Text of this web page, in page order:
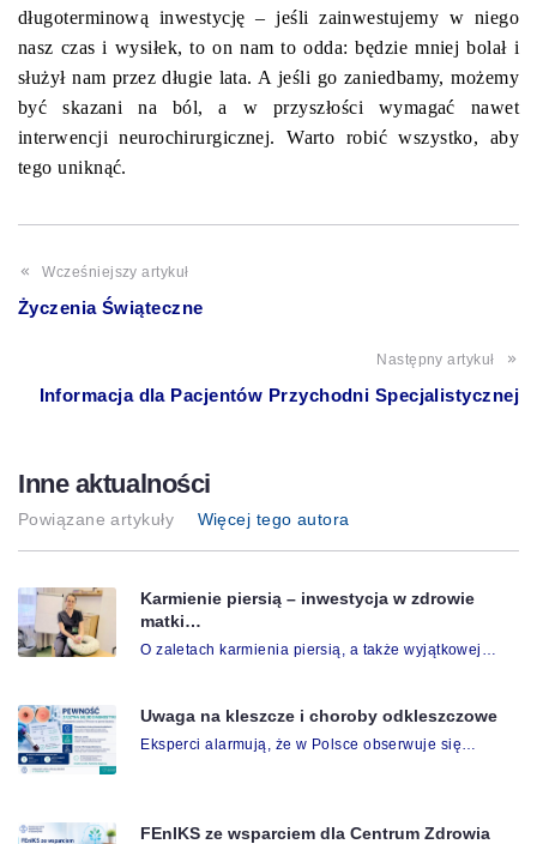
długoterminową inwestycję – jeśli zainwestujemy w niego
nasz czas i wysiłek, to on nam to odda: będzie mniej bolał i
służył nam przez długie lata. A jeśli go zaniedbamy, możemy
być skazani na ból, a w przyszłości wymagać nawet
interwencji neurochirurgicznej. Warto robić wszystko, aby
tego uniknąć.
Wcześniejszy artykuł
Życzenia Świąteczne
Następny artykuł
Informacja dla Pacjentów Przychodni Specjalistycznej
Inne aktualności
Powiązane artykuły Więcej tego autora
Karmienie piersią – inwestycja w zdrowie
matki…
O zaletach karmienia piersią, a także wyjątkowej…
Uwaga na kleszcze i choroby odkleszczowe
Eksperci alarmują, że w Polsce obserwuje się…
FEnIKS ze wsparciem dla Centrum Zdrowia